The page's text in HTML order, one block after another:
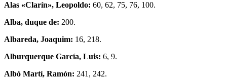
Alas «Clarín», Leopoldo: 60, 62, 75, 76, 100.
Alba, duque de: 200.
Albareda, Joaquim: 16, 218.
Alburquerque García, Luis: 6, 9.
Albó Martí, Ramón: 241, 242.